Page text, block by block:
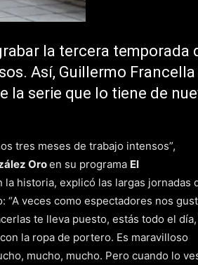
la tercera temporada
Así, Guillermo Francella
la serie que lo tiene de
tres meses de trabajo intensos”,
Oroen su programa El
la historia, explicó las largas jornadas
veces como espectadores nos
te lleva puesto, estás todo el día,
la ropa de portero. Es maravilloso
mucho, mucho. Pero cuando lo